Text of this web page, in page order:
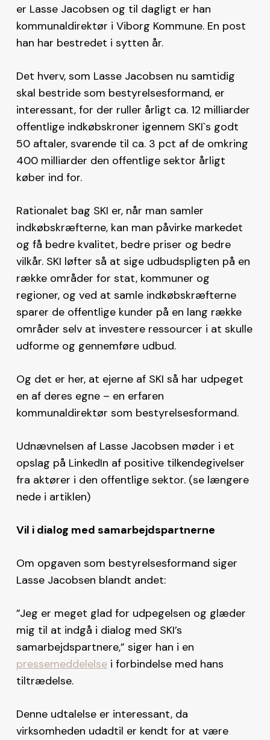
er Lasse Jacobsen og til dagligt er han
kommunaldirektør i Viborg Kommune. En post
han har bestredet i sytten år.
Det hverv, som Lasse Jacobsen nu samtidig
skal bestride som bestyrelsesformand, er
interessant, for der ruller årligt ca. 12 milliarder
offentlige indkøbskroner igennem SKI`s godt
50 aftaler, svarende til ca. 3 pct af de omkring
400 milliarder den offentlige sektor årligt
køber ind for.
Rationalet bag SKI er, når man samler
indkøbskræfterne, kan man påvirke markedet
og få bedre kvalitet, bedre priser og bedre
vilkår. SKI løfter så at sige udbudspligten på en
række områder for stat, kommuner og
regioner, og ved at samle indkøbskræfterne
sparer de offentlige kunder på en lang række
områder selv at investere ressourcer i at skulle
udforme og gennemføre udbud.
Og det er her, at ejerne af SKI så har udpeget
en af deres egne – en erfaren
kommunaldirektør som bestyrelsesformand.
Udnævnelsen af Lasse Jacobsen møder i et
opslag på LinkedIn af positive tilkendegivelser
fra aktører i den offentlige sektor. (se længere
nede i artiklen)
Vil i dialog med samarbejdspartnerne
Om opgaven som bestyrelsesformand siger
Lasse Jacobsen blandt andet:
”Jeg er meget glad for udpegelsen og glæder
mig til at indgå i dialog med SKI’s
samarbejdspartnere,” siger han i en
pressemeddelelsei forbindelse med hans
tiltrædelse.
Denne udtalelse er interessant, da
virksomheden udadtil er kendt for at være